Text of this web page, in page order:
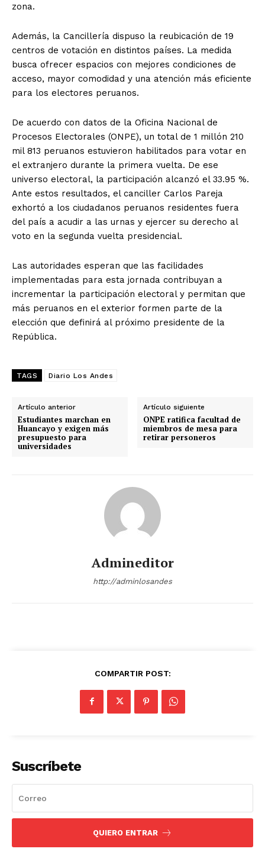
zona.
Además, la Cancillería dispuso la reubicación de 19
centros de votación en distintos países. La medida
busca ofrecer espacios con mejores condiciones de
acceso, mayor comodidad y una atención más eficiente
para los electores peruanos.
De acuerdo con datos de la Oficina Nacional de
Procesos Electorales (ONPE), un total de 1 millón 210
mil 813 peruanos estuvieron habilitados para votar en
el extranjero durante la primera vuelta. De ese
universo electoral, la participación alcanzó el 33.95 %.
Ante estos resultados, el canciller Carlos Pareja
exhortó a los ciudadanos peruanos residentes fuera
del país a acudir a las urnas y ejercer su derecho al
voto en la segunda vuelta presidencial.
Las autoridades esperan que las facilidades
implementadas para esta jornada contribuyan a
incrementar la participación electoral y permitan que
más peruanos en el exterior formen parte de la
elección que definirá al próximo presidente de la
República.
TAGS Diario Los Andes
Artículo anterior
Estudiantes marchan en
Huancayo y exigen más
presupuesto para
universidades
Artículo siguiente
ONPE ratifica facultad de
miembros de mesa para
retirar personeros
Admineditor
http://adminlosandes
COMPARTIR POST:
Suscríbete
QUIERO ENTRAR